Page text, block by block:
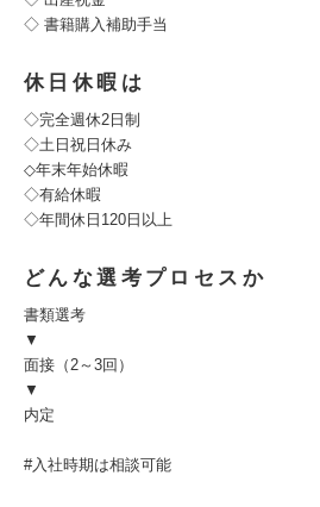
◇ 書籍購入補助手当
休日休暇は
◇完全週休2日制
◇土日祝日休み
◇年末年始休暇
◇有給休暇
◇年間休日120日以上
どんな選考プロセスか
書類選考
▼
面接（2～3回）
▼
内定
#入社時期は相談可能